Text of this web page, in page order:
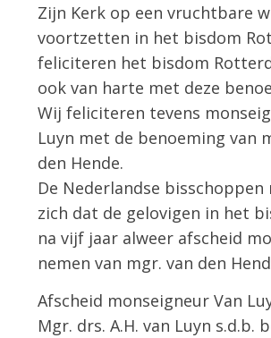
Zijn Kerk op een vruchtbare
voortzetten in het bisdom
feliciteren het bisdom
ook van harte met deze
Wij feliciteren tevens
Luyn met de benoeming van
den Hende.
De Nederlandse bisschoppen
zich dat de gelovigen in het
na vijf jaar alweer afscheid
nemen van mgr. van den
Afscheid monseigneur Van
Mgr. drs. A.H. van Luyn s.d.b.